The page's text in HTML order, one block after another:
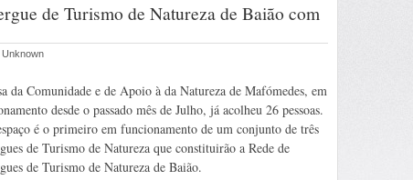
de Turismo de Natureza de Baião com
da Comunidade e de Apoio à da Natureza de Mafómedes, em
desde o passado mês de Julho, já acolheu 26 pessoas.
é o primeiro em funcionamento de um conjunto de três
de Turismo de Natureza que constituirão a Rede de
de Turismo de Natureza de Baião.